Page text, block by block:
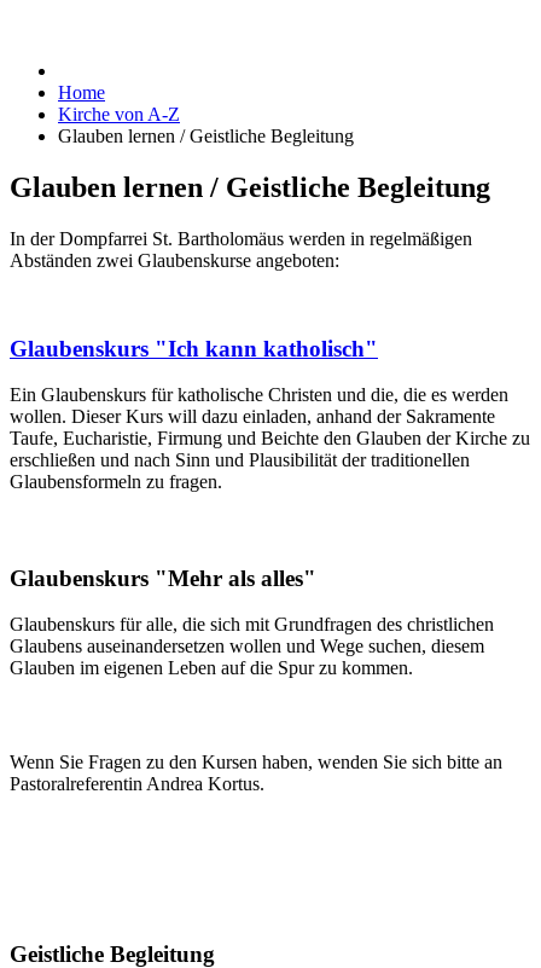
Home
Kirche von A-Z
Glauben lernen / Geistliche Begleitung
Glauben lernen / Geistliche Begleitung
In der Dompfarrei St. Bartholomäus werden in regelmäßigen
Abständen zwei Glaubenskurse angeboten:
Glaubenskurs "Ich kann katholisch"
Ein Glaubenskurs für katholische Christen und die, die es werden
wollen. Dieser Kurs will dazu einladen, anhand der Sakramente
Taufe, Eucharistie, Firmung und Beichte den Glauben der Kirche zu
erschließen und nach Sinn und Plausibilität der traditionellen
Glaubensformeln zu fragen.
Glaubenskurs "Mehr als alles"
Glaubenskurs für alle, die sich mit Grundfragen des christlichen
Glaubens auseinandersetzen wollen und Wege suchen, diesem
Glauben im eigenen Leben auf die Spur zu kommen.
Wenn Sie Fragen zu den Kursen haben, wenden Sie sich bitte an
Pastoralreferentin Andrea Kortus.
Geistliche Begleitung